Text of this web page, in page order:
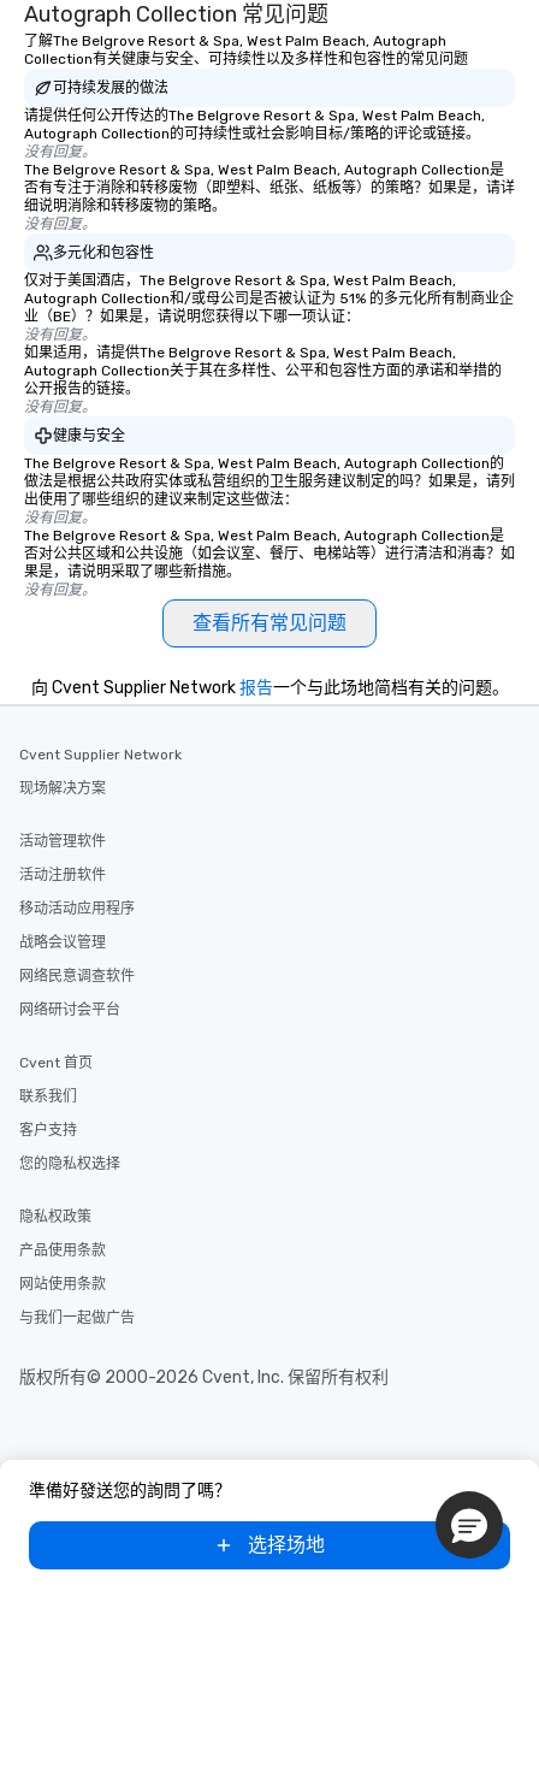
Autograph Collection 常见问题
了解The Belgrove Resort & Spa, West Palm Beach, Autograph
Collection有关健康与安全、可持续性以及多样性和包容性的常见问题
可持续发展的做法
请提供任何公开传达的The Belgrove Resort & Spa, West Palm Beach,
Autograph Collection的可持续性或社会影响目标/策略的评论或链接。
没有回复。
The Belgrove Resort & Spa, West Palm Beach, Autograph Collection是
否有专注于消除和转移废物（即塑料、纸张、纸板等）的策略？如果是，请详
细说明消除和转移废物的策略。
没有回复。
多元化和包容性
仅对于美国酒店，The Belgrove Resort & Spa, West Palm Beach,
Autograph Collection和/或母公司是否被认证为 51% 的多元化所有制商业企
业（BE）？如果是，请说明您获得以下哪一项认证：
没有回复。
如果适用，请提供The Belgrove Resort & Spa, West Palm Beach,
Autograph Collection关于其在多样性、公平和包容性方面的承诺和举措的
公开报告的链接。
没有回复。
健康与安全
The Belgrove Resort & Spa, West Palm Beach, Autograph Collection的
做法是根据公共政府实体或私营组织的卫生服务建议制定的吗？如果是，请列
出使用了哪些组织的建议来制定这些做法：
没有回复。
The Belgrove Resort & Spa, West Palm Beach, Autograph Collection是
否对公共区域和公共设施（如会议室、餐厅、电梯站等）进行清洁和消毒？如
果是，请说明采取了哪些新措施。
没有回复。
查看所有常见问题
準備好發送您的詢問了嗎？
选择场地
向 Cvent Supplier Network报告一个与此场地简档有关的问题。
Cvent Supplier Network
现场解决方案
活动管理软件
活动注册软件
移动活动应用程序
战略会议管理
网络民意调查软件
网络研讨会平台
Cvent 首页
联系我们
客户支持
您的隐私权选择
隐私权政策
产品使用条款
网站使用条款
与我们一起做广告
版权所有© 2000-2026 Cvent, Inc. 保留所有权利